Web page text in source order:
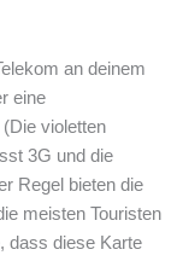
an deinem
eine
(Die violetten
3G und die
Regel bieten die
meisten Touristen
dass diese Karte